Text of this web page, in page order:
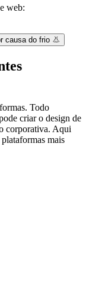
web:
causa do frio 👃
Todo
criar o design de
corporativa. Aqui
mais